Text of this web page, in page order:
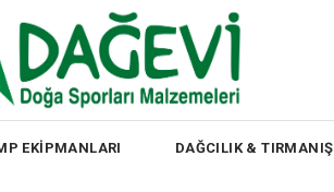
EKİPMANLARI DAĞCILIK & TIRMANIŞ